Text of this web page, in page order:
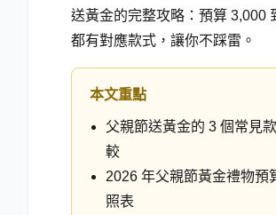
送黃金的完整攻略：預算 3,000
都有對應款式，讓你不踩雷。
本文重點
父親節送黃金的 3 個常見
較
2026 年父親節黃金禮物預
照表